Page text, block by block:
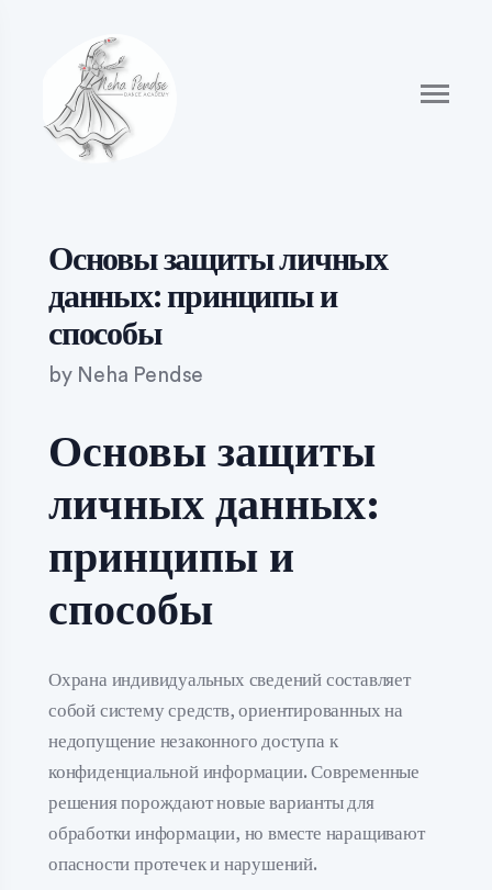
Основы защиты личных
данных: принципы и
способы
by Neha Pendse
Основы защиты
личных данных:
принципы и
способы
Охрана индивидуальных сведений составляет
собой систему средств, ориентированных на
недопущение незаконного доступа к
конфиденциальной информации. Современные
решения порождают новые варианты для
обработки информации, но вместе наращивают
опасности протечек и нарушений.